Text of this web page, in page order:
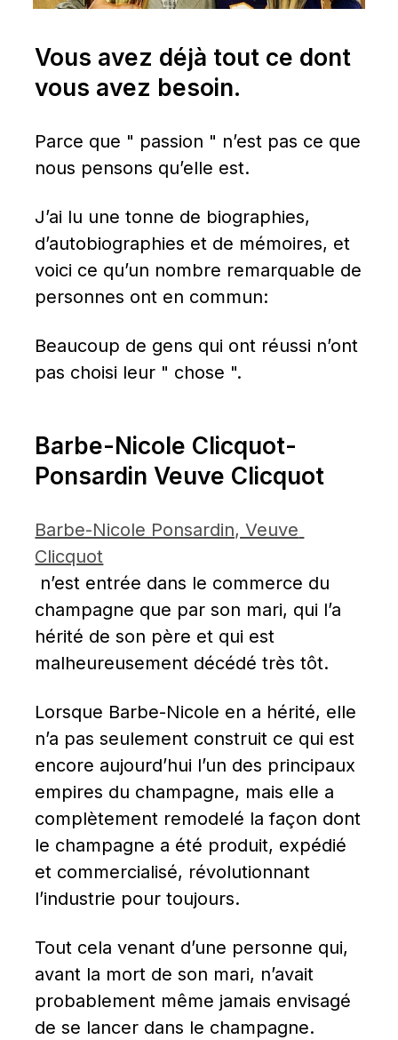
Vous avez déjà tout ce dont
vous avez besoin.
Parce que " passion " n’est pas ce que
nous pensons qu’elle est.
J’ai lu une tonne de biographies,
d’autobiographies et de mémoires, et
voici ce qu’un nombre remarquable de
personnes ont en commun:
Beaucoup de gens qui ont réussi n’ont
pas choisi leur " chose ".
Barbe-Nicole Clicquot-
Ponsardin Veuve Clicquot
Barbe-Nicole Ponsardin, Veuve
Clicquot
n’est entrée dans le commerce du
champagne que par son mari, qui l’a
hérité de son père et qui est
malheureusement décédé très tôt.
Lorsque Barbe-Nicole en a hérité, elle
n’a pas seulement construit ce qui est
encore aujourd’hui l’un des principaux
empires du champagne, mais elle a
complètement remodelé la façon dont
le champagne a été produit, expédié
et commercialisé, révolutionnant
l’industrie pour toujours.
Tout cela venant d’une personne qui,
avant la mort de son mari, n’avait
probablement même jamais envisagé
de se lancer dans le champagne.